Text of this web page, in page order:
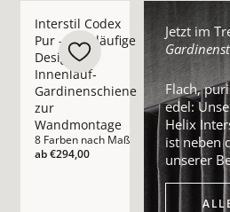
Mehr Details zu Interstil Codex
Interstil Codex
Pur – 1-/2-läufige
Design
Innenlauf-
Gardinenschiene
zur
Wandmontage
8 Farben nach Maß
ab€294,00
Jetzt im
Flach,
edel:
Helix
ist neben
unserer
Alle